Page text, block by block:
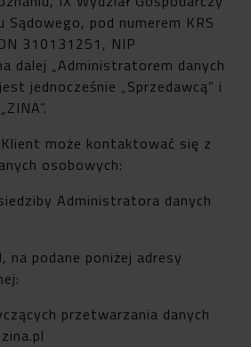
pod numerem KRS
310131251, NIP
dalej „Administratorem danych
jednocześnie „Sprzedawcą” i
może kontaktować się z
osobowych:
Administratora danych
na podane poniżej adresy
przetwarzania danych